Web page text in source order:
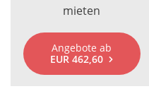
mieten
Angebote ab
EUR 462,60